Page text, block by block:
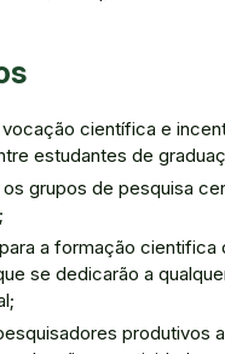
científica e
estudantes de
grupos de pesquisa
a formação cientifica
se dedicarão a
produtivos